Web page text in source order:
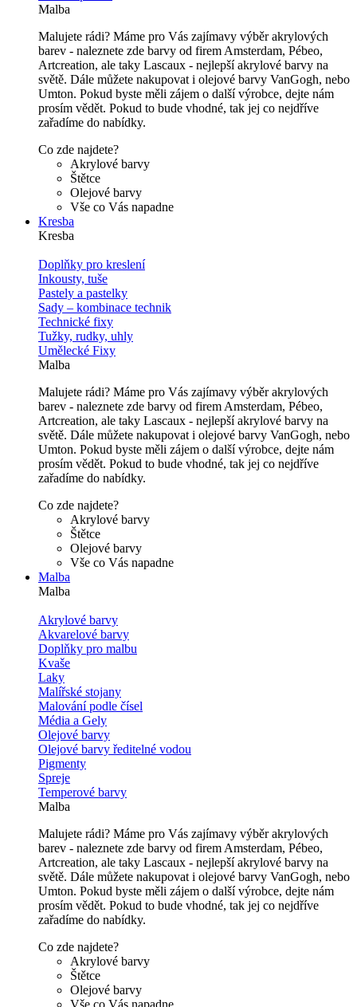
Malba
Malujete rádi? Máme pro Vás zajímavy výběr akrylových
barev - naleznete zde barvy od firem Amsterdam, Pébeo,
Artcreation, ale taky Lascaux - nejlepší akrylové barvy na
světě. Dále můžete nakupovat i olejové barvy VanGogh, nebo
Umton. Pokud byste měli zájem o další výrobce, dejte nám
prosím vědět. Pokud to bude vhodné, tak jej co nejdříve
zařadíme do nabídky.
Co zde najdete?
Akrylové barvy
Štětce
Olejové barvy
Vše co Vás napadne
Kresba
Kresba
Doplňky pro kreslení
Inkousty, tuše
Pastely a pastelky
Sady – kombinace technik
Technické fixy
Tužky, rudky, uhly
Umělecké Fixy
Malba
Malujete rádi? Máme pro Vás zajímavy výběr akrylových
barev - naleznete zde barvy od firem Amsterdam, Pébeo,
Artcreation, ale taky Lascaux - nejlepší akrylové barvy na
světě. Dále můžete nakupovat i olejové barvy VanGogh, nebo
Umton. Pokud byste měli zájem o další výrobce, dejte nám
prosím vědět. Pokud to bude vhodné, tak jej co nejdříve
zařadíme do nabídky.
Co zde najdete?
Akrylové barvy
Štětce
Olejové barvy
Vše co Vás napadne
Malba
Malba
Akrylové barvy
Akvarelové barvy
Doplňky pro malbu
Kvaše
Laky
Malířské stojany
Malování podle čísel
Média a Gely
Olejové barvy
Olejové barvy ředitelné vodou
Pigmenty
Spreje
Temperové barvy
Malba
Malujete rádi? Máme pro Vás zajímavy výběr akrylových
barev - naleznete zde barvy od firem Amsterdam, Pébeo,
Artcreation, ale taky Lascaux - nejlepší akrylové barvy na
světě. Dále můžete nakupovat i olejové barvy VanGogh, nebo
Umton. Pokud byste měli zájem o další výrobce, dejte nám
prosím vědět. Pokud to bude vhodné, tak jej co nejdříve
zařadíme do nabídky.
Co zde najdete?
Akrylové barvy
Štětce
Olejové barvy
Vše co Vás napadne